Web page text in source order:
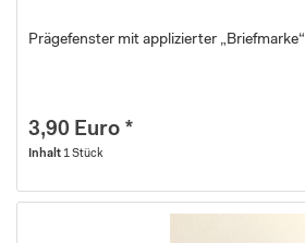
Prägefenster mit applizierter „Briefmarke“
3,90 Euro *
Inhalt 1 Stück